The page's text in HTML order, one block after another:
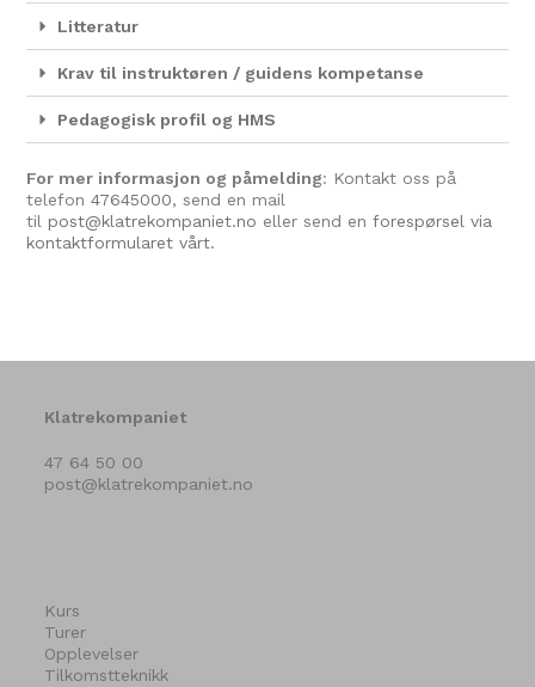
Litteratur
Krav til instruktøren / guidens kompetanse
Pedagogisk profil og HMS
For mer informasjon og påmelding: Kontakt oss på
telefon47645000, send en mail
til post@klatrekompaniet.no eller send enforespørsel via
kontaktformularet vårt.
Klatrekompaniet
47 64 50 00
post@klatrekompaniet.no
Kurs
Turer
Opplevelser
Tilkomstteknikk